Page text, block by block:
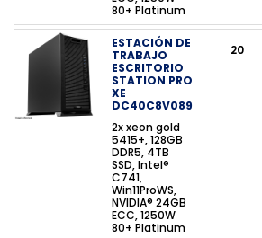
80+ Platinum
ESTACIÓN DE
TRABAJO
ESCRITORIO
STATION PRO
XE
DC40C8V089
2x xeon gold
5415+, 128GB
DDR5, 4TB
SSD, Intel®
C741,
Win11ProWS,
NVIDIA® 24GB
ECC, 1250W
80+ Platinum
20